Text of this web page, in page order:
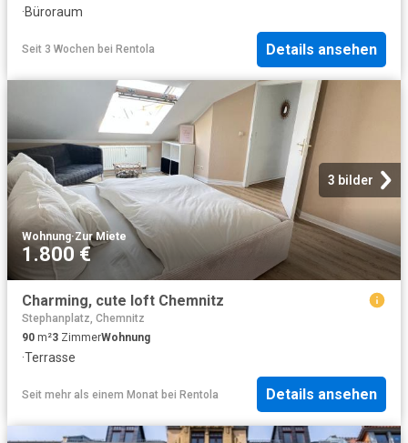
·Büroraum
Seit 3 Wochen bei Rentola Details ansehen
3 bilder
Wohnung·Zur Miete
1.800 €
Charming, cute loft Chemnitz
Stephanplatz, Chemnitz
90 m²3 ZimmerWohnung
·Terrasse
Seit mehr als einem Monat bei Rentola Details ansehen